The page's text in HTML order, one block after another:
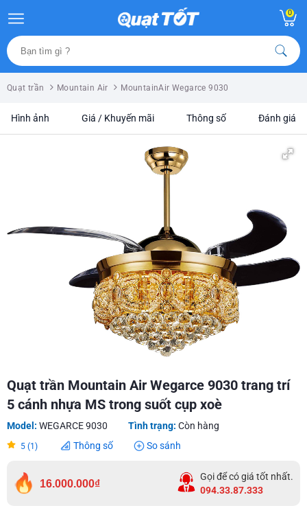
0
Quạt trần Mountain Air MountainAir Wegarce 9030
Hình ảnh Giá / Khuyến mãi Thông số Đánh giá
Quạt trần Mountain Air Wegarce 9030 trang trí
5 cánh nhựa MS trong suốt cụp xoè
Model: WEGARCE 9030 Tình trạng: Còn hàng
5 (1) Thông số So sánh
16.000.000₫
Gọi để có giá tốt nhất.
094.33.87.333